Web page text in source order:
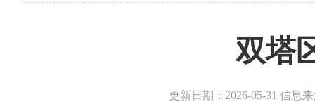
双塔
更新日期：2026-05-31 信息